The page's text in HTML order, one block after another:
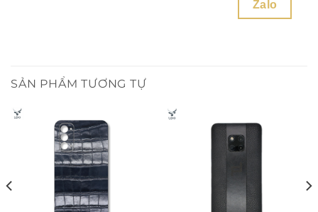
Zalo
SẢN PHẨM TƯƠNG TỰ